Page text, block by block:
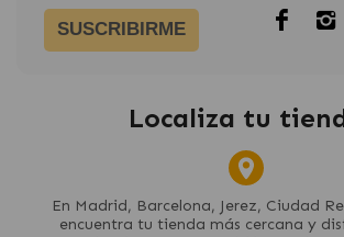
SUSCRIBIRME
Localiza tu
En Madrid, Barcelona, Jerez, Ciudad
encuentra tu tienda más cercana y